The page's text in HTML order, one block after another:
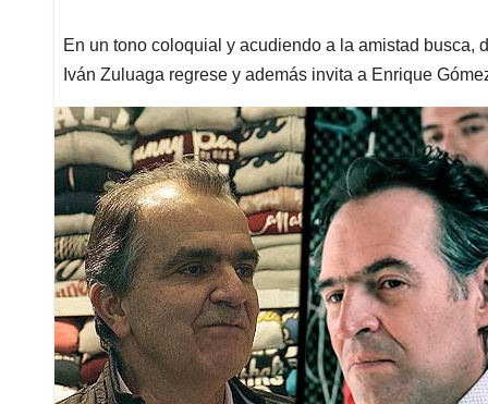
En un tono coloquial y acudiendo a la amistad busca,
Iván Zuluaga regrese y además invita a Enrique